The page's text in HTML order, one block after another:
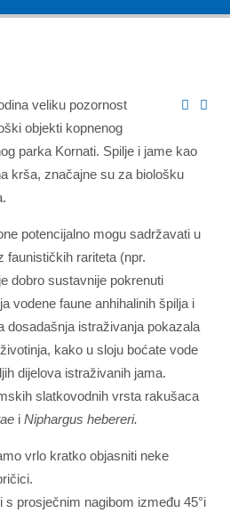
veliku pozornost
objekti kopnenog
parka Kornati. Spilje i jame kao
krša, značajne su za biološku
potencijalno mogu sadržavati u
rariteta (npr.
dobro sustavnije pokrenuti
vodene faune anhihalinih špilja i
dosadašnja istraživanja pokazala
kako u sloju boćate vode
dijelova istraživanih jama.
slatkovodnih vrsta rakušaca
i Niphargus hebereri.
vrlo kratko objasniti neke
s prosječnim nagibom između 45°i